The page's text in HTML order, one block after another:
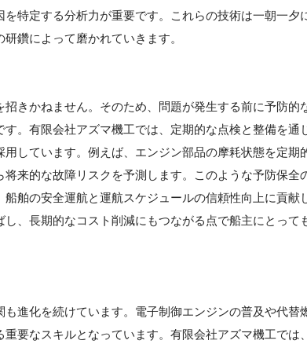
特定する分析力が重要です。これらの技術は一朝一夕
鑽によって磨かれていきます。
きかねません。そのため、問題が発生する前に予防的
。有限会社アズマ機工では、定期的な点検と整備を通
しています。例えば、エンジン部品の摩耗状態を定期
来的な故障リスクを予測します。このような予防保全
舶の安全運航と運航スケジュールの信頼性向上に貢献
、長期的なコスト削減にもつながる点で船主にとって
進化を続けています。電子制御エンジンの普及や代替
要なスキルとなっています。有限会社アズマ機工では、